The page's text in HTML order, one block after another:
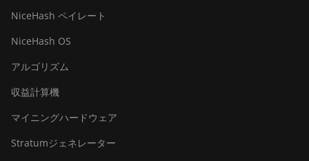
NiceHash ペイレート
NiceHash OS
アルゴリズム
収益計算機
マイニングハードウェア
Stratumジェネレーター